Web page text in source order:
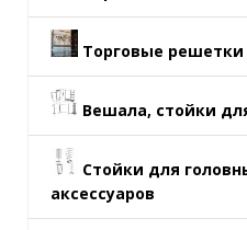
Торговые решетки
Вешала, стойки
Стойки для
аксессуаров